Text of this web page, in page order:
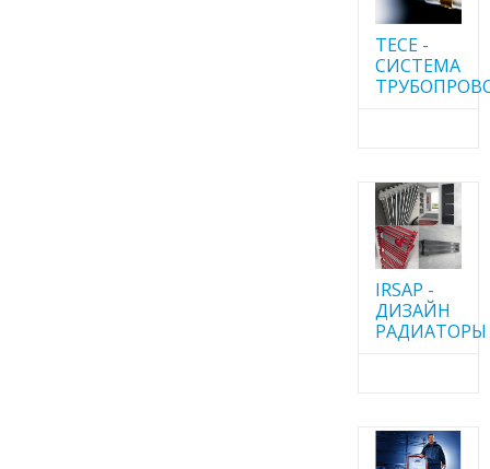
TECE -
CИСТЕМА
IRSAP -
ДИЗАЙН
РАДИАТОРЫ